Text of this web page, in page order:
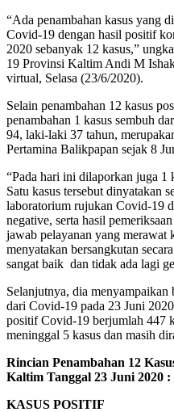
“Ada penambahan kasus yang
Covid-19 dengan hasil positif
2020 sebanyak 12 kasus,”
19 Provinsi Kaltim Andi M
virtual, Selasa (23/6/2020).
Selain penambahan 12 kasus
penambahan 1 kasus sembuh
94, laki-laki 37 tahun,
Pertamina Balikpapan sejak 8
“Pada hari ini dilaporkan juga 1
Satu kasus tersebut dinyatakan
laboratorium rujukan Covid-19
negative, serta hasil
jawab pelayanan yang merawat
menyatakan bersangkutan
sangat baik dan tidak ada lagi
Selanjutnya, dia menyampaikan
dari Covid-19 pada 23 Juni
positif Covid-19 berjumlah 447
meninggal 5 kasus dan masih
Rincian Penambahan 12
Kaltim Tanggal 23 Juni 2020 :
KASUS POSITIF